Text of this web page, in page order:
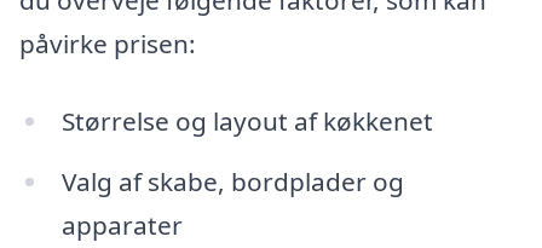
påvirke prisen:
Størrelse og layout af køkkenet
Valg af skabe, bordplader og
apparater